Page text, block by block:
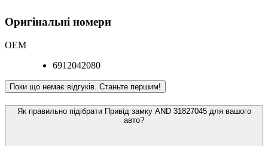
Оригінальні номери
OEM
6912042080
Поки що немає відгуків. Станьте першим!
Як правильно підібрати Привід замку AND 31827045 для вашого
авто?